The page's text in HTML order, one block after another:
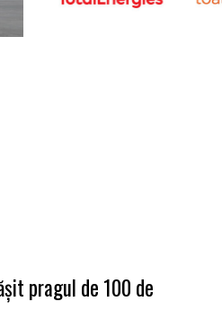
pragul de 100 de